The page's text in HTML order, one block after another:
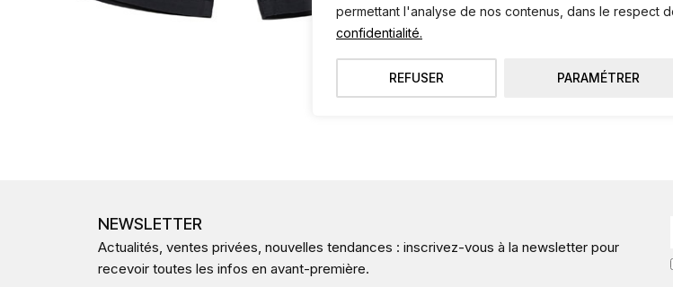
permettant l'analyse de nos contenus, dans le respect
confidentialité.
PARAMÉTRER
REFUSER
NEWSLETTER
Actualités, ventes privées, nouvelles tendances : inscrivez-vous à la newsletter pour
recevoir toutes les infos en avant-première.